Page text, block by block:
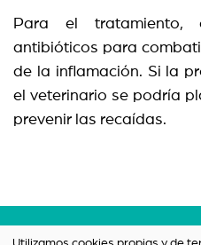
Para el tratamiento,
antibióticos para
de la inflamación. Si la
el veterinario se podría
prevenir las recaídas.
Términos y